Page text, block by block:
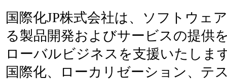
国際化JP株式会社は、ソフトウェ
る製品開発およびサービスの提供
ローバルビジネスを支援いたしま
国際化、ローカリゼーション、テ